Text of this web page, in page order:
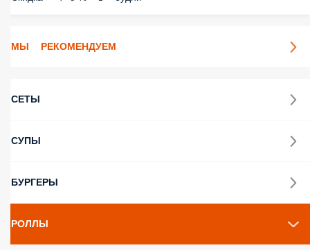
МЫ РЕКОМЕНДУЕМ
СЕТЫ
СУПЫ
БУРГЕРЫ
РОЛЛЫ